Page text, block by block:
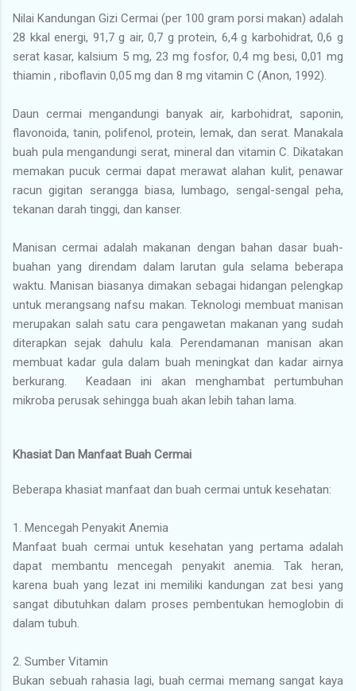
Nilai Kandungan Gizi Cermai (per 100 gram porsi makan) adalah
28 kkal energi, 91,7 g air, 0,7 g protein, 6,4 g karbohidrat, 0,6 g
serat kasar, kalsium 5 mg, 23 mg fosfor, 0,4 mg besi, 0,01 mg
thiamin , riboflavin 0,05 mg dan 8 mg vitamin C (Anon, 1992).
Daun cermai mengandungi banyak air, karbohidrat, saponin,
flavonoida, tanin, polifenol, protein, lemak, dan serat. Manakala
buah pula mengandungi serat, mineral dan vitamin C. Dikatakan
memakan pucuk cermai dapat merawat alahan kulit, penawar
racun gigitan serangga biasa, lumbago, sengal-sengal peha,
tekanan darah tinggi, dan kanser.
Manisan cermai adalah makanan dengan bahan dasar buah-
buahan yang direndam dalam larutan gula selama beberapa
waktu. Manisan biasanya dimakan sebagai hidangan pelengkap
untuk merangsang nafsu makan. Teknologi membuat manisan
merupakan salah satu cara pengawetan makanan yang sudah
diterapkan sejak dahulu kala. Perendamanan manisan akan
membuat kadar gula dalam buah meningkat dan kadar airnya
berkurang. Keadaan ini akan menghambat pertumbuhan
mikroba perusak sehingga buah akan lebih tahan lama.
Khasiat Dan Manfaat Buah Cermai
Beberapa khasiat manfaat dan buah cermai untuk kesehatan:
1. Mencegah Penyakit Anemia
Manfaat buah cermai untuk kesehatan yang pertama adalah
dapat membantu mencegah penyakit anemia. Tak heran,
karena buah yang lezat ini memiliki kandungan zat besi yang
sangat dibutuhkan dalam proses pembentukan hemoglobin di
dalam tubuh.
2. Sumber Vitamin
Bukan sebuah rahasia lagi, buah cermai memang sangat kaya